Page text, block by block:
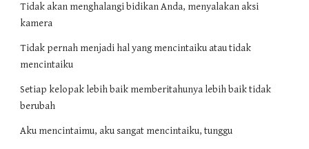
Tidak akan menghalangi bidikan Anda, menyalakan aksi
kamera
Tidak pernah menjadi hal yang mencintaiku atau tidak
mencintaiku
Setiap kelopak lebih baik memberitahunya lebih baik tidak
berubah
Aku mencintaimu, aku sangat mencintaiku, tunggu